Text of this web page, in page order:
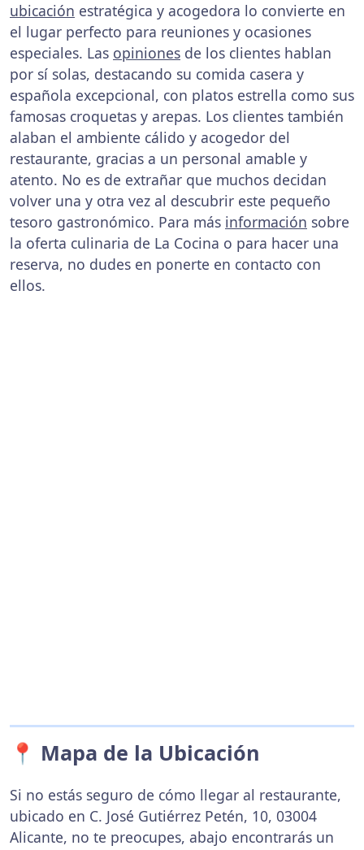
ubicación estratégica y acogedora lo convierte en
el lugar perfecto para reuniones y ocasiones
especiales. Las opiniones de los clientes hablan
por sí solas, destacando su comida casera y
española excepcional, con platos estrella como sus
famosas croquetas y arepas. Los clientes también
alaban el ambiente cálido y acogedor del
restaurante, gracias a un personal amable y
atento. No es de extrañar que muchos decidan
volver una y otra vez al descubrir este pequeño
tesoro gastronómico. Para más información sobre
la oferta culinaria de La Cocina o para hacer una
reserva, no dudes en ponerte en contacto con
ellos.
📍 Mapa de la Ubicación
Si no estás seguro de cómo llegar al restaurante,
ubicado en C. José Gutiérrez Petén, 10, 03004
Alicante, no te preocupes, abajo encontrarás un